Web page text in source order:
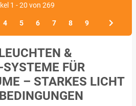
1 - 20 von 269
4 5 6 7 8 9
&
FÜR
– STARKES LICHT